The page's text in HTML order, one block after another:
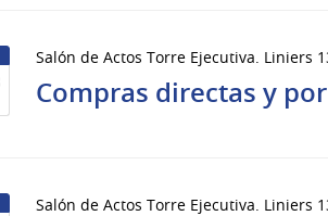
Salón de Actos Torre Ejecutiva. Liniers
Compras directas y
Salón de Actos Torre Ejecutiva. Liniers